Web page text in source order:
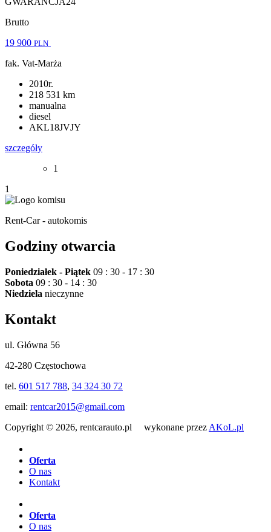
Brutto
19 900 PLN
fak. Vat-Marża
2010r.
218 531 km
manualna
diesel
AKL18JVJY
szczegóły
1
1
Rent-Car - autokomis
Godziny otwarcia
Poniedziałek - Piątek 09 : 30 - 17 : 30
Sobota 09 : 30 - 14 : 30
Niedziela nieczynne
Kontakt
ul. Główna 56
42-280 Częstochowa
tel. 601 517 788, 34 324 30 72
email: rentcar2015@gmail.com
Copyright © 2026, rentcarauto.pl wykonane przez AKoL.pl
Oferta
O nas
Kontakt
Oferta
O nas